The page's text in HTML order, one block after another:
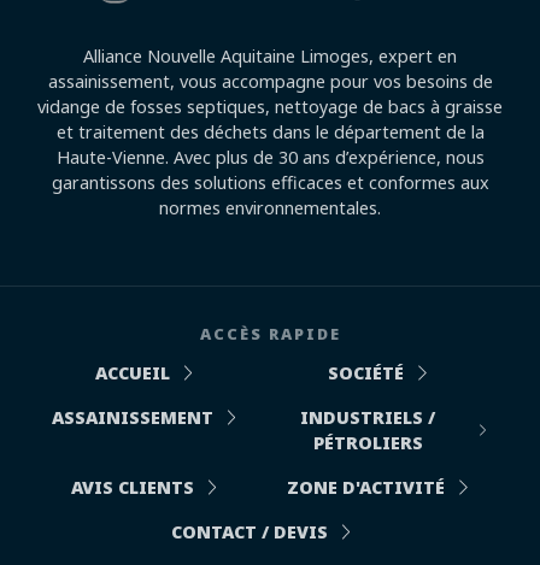
Alliance Nouvelle Aquitaine Limoges, expert en
assainissement, vous accompagne pour vos besoins de
vidange de fosses septiques, nettoyage de bacs à graisse
et traitement des déchets dans le département de la
Haute-Vienne. Avec plus de 30 ans d’expérience, nous
garantissons des solutions efficaces et conformes aux
normes environnementales.
ACCÈS RAPIDE
ACCUEIL
SOCIÉTÉ
ASSAINISSEMENT
INDUSTRIELS /
PÉTROLIERS
AVIS CLIENTS
ZONE D'ACTIVITÉ
CONTACT / DEVIS